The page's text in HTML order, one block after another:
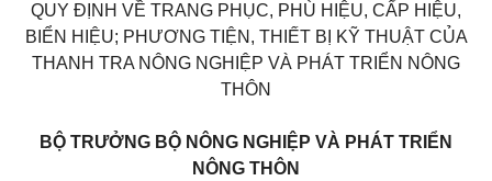
QUY ĐỊNH VỀ TRANG PHỤC, PHÙ HIỆU, CẤP HIỆU,
BIỂN HIỆU; PHƯƠNG TIỆN, THIẾT BỊ KỸ THUẬT CỦA
THANH TRA NÔNG NGHIỆP VÀ PHÁT TRIỂN NÔNG
THÔN
BỘ TRƯỞNG BỘ NÔNG NGHIỆP VÀ PHÁT TRIỂN
NÔNG THÔN